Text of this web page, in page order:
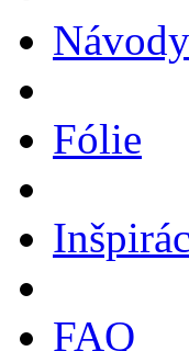
Návody
Fólie
FAQ